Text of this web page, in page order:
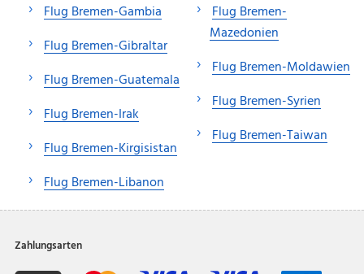
Flug Bremen-Gambia
Flug Bremen-Gibraltar
Flug Bremen-Guatemala
Flug Bremen-Irak
Flug Bremen-Kirgisistan
Flug Bremen-Libanon
Flug Bremen-
Mazedonien
Flug Bremen-Moldawien
Flug Bremen-Syrien
Flug Bremen-Taiwan